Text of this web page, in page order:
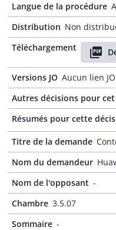
Langue de la procédure
Distribution Non
Téléchargement
Versions JO Aucun lien
Autres décisions pour
Résumés pour cette
Titre de la demande
Nom du demandeur
Nom de l'opposant -
Chambre 3.5.07
Sommaire -